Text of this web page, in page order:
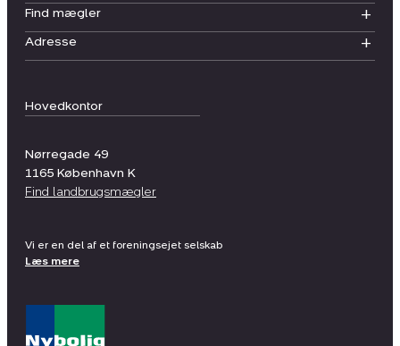
Hovedkontor
Nørregade 49
1165 København K
Find landbrugsmægler
Find mægler
Adresse
Vi er en del af et foreningsejet selskab
Læs mere